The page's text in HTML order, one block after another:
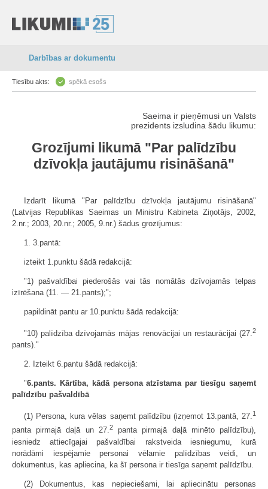
Darbības ar dokumentu
Tiesību akts: spēkā esošs
Saeima ir pieņēmusi un Valsts
prezidents izsludina šādu likumu:
Grozījumi likumā "Par palīdzību
dzīvokļa jautājumu risināšanā"
Izdarīt likumā "Par palīdzību dzīvokļa jautājumu risināšanā"
(Latvijas Republikas Saeimas un Ministru Kabineta Ziņotājs, 2002,
2.nr.; 2003, 20.nr.; 2005, 9.nr.) šādus grozījumus:
1. 3.pantā:
izteikt 1.punktu šādā redakcijā:
"1) pašvaldībai piederošās vai tās nomātās dzīvojamās telpas
izīrēšana (11. — 21.pants);";
papildināt pantu ar 10.punktu šādā redakcijā:
"10) palīdzība dzīvojamās mājas renovācijai un restaurācijai (27.2
pants)."
2. Izteikt 6.pantu šādā redakcijā:
"6.pants. Kārtība, kādā persona atzīstama par tiesīgu saņemt
palīdzību pašvaldībā
(1) Persona, kura vēlas saņemt palīdzību (izņemot 13.pantā, 27.1
panta pirmajā daļā un 27.2panta pirmajā daļā minēto palīdzību),
iesniedz attiecīgajai pašvaldībai rakstveida iesniegumu, kurā
norādāmi iespējamie personai vēlamie palīdzības veidi, un
dokumentus, kas apliecina, ka šī persona ir tiesīga saņemt palīdzību.
(2) Dokumentus, kas nepieciešami, lai apliecinātu personas